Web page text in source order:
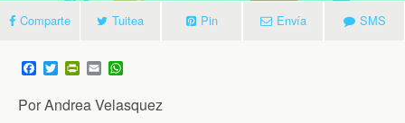
Comparte Tuitea Pin Envía SMS
F
a
c
e
T
w
t
P
n
E
m
a
i t
Por Andrea Velasquez